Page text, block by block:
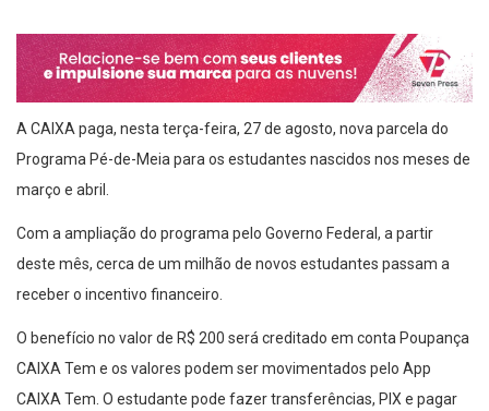
A CAIXA paga, nesta terça-feira, 27 de agosto, nova parcela do
Programa Pé-de-Meia para os estudantes nascidos nos meses de
março e abril.
Com a ampliação do programa pelo Governo Federal, a partir
deste mês, cerca de um milhão de novos estudantes passam a
receber o incentivo financeiro.
O benefício no valor de R$ 200 será creditado em conta Poupança
CAIXA Tem e os valores podem ser movimentados pelo App
CAIXA Tem. O estudante pode fazer transferências, PIX e pagar